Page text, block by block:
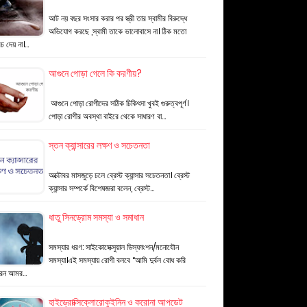
আট নয় বছর সংসার করার পর স্ত্রী তার স্বামীর বিরুদ্ধে
অভিযোগ করছে ,স্বামী তাকে ভালোবাসে না। ঠিক মতো
দেয় না।…
আগুনে পোড়া গেলে কি করণীয়?
আগুনে পোড়া রোগীদের সঠিক চিকিৎসা খুবই গুরুত্বপূর্ণ।
পোড়া রোগীর অবস্থা বাইরে থেকে সাধারণ বা…
স্তন ক্যান্সারের লক্ষণ ও সচেতনতা
অক্টোবর মাসজুড়ে চলে ব্রেস্ট ক্যান্সার সচেতনতা। ব্রেস্ট
ক্যান্সার সম্পর্কে বিশেষজ্ঞরা বলেন, ব্রেস্ট…
ধাতু সিনড্রোম সমস্যা ও সমাধান
সমস্যার ধরণ: সাইকোসেক্সুয়াল ডিস্ফাংশন/মনোযৌন
সমস্যা।এই সমস্যায় রোগী বলবে “আমি দুর্বল বোধ করি
আমর…
হাইড্রোক্সিক্লোরোকুইনিন ও করোনা আপডেট